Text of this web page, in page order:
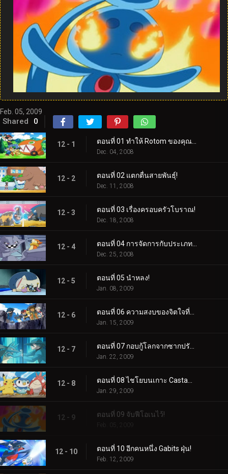
Feb. 05, 2009
Shared 0
12 - 1
Dec. 04, 2008
12 - 2 ตอนที่ 02 แตกตื่นสายพันธุ์!
Dec. 11, 2008
12 - 3 ตอนที่ 03 เรื่องครอบครัวโบราณ!
Dec. 18, 2008
12 - 4
Dec. 25, 2008
12 - 5 ตอนที่ 05 นำหลง!
Jan. 08, 2009
12 - 6
Jan. 15, 2009
12 - 7
Jan. 22, 2009
12 - 8
Jan. 29, 2009
12 - 9 ตอนที่ 09 จับฟีโอเนไว้!
Feb. 05, 2009
12 - 10 ตอนที่ 10 อีกคนหนึ่ง Gabits ฝุ่น!
Feb. 12, 2009